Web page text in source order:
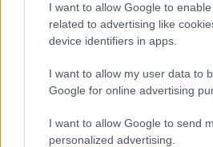
I want to allow Google to
related to advertising like
device identifiers in apps.
I want to allow my user data to
Google for online advertising
I want to allow Google to send
personalized advertising.